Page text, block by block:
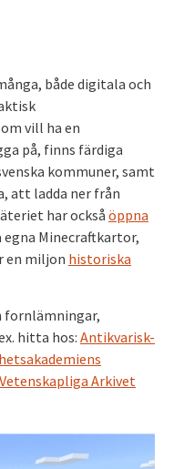
både digitala och
vill ha en
på, finns färdiga
kommuner, samt
att ladda ner från
har ocksåöppna
egna Minecraftkartor,
en miljon historiska
fornlämningar,
hitta hos: Antikvarisk-
Arkivet